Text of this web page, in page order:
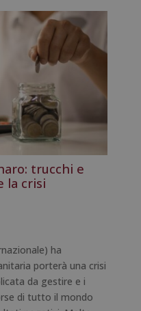
trucchi e
la crisi
ha
porterà una crisi
da gestire e i
di tutto il mondo